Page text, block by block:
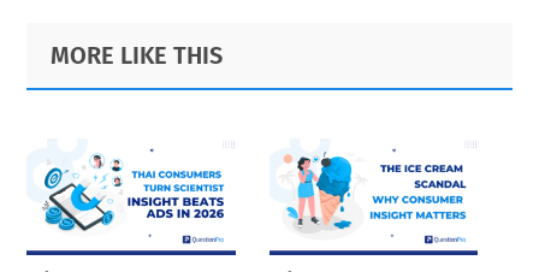
Primary
Sidebar
Footer
MORE LIKE THIS